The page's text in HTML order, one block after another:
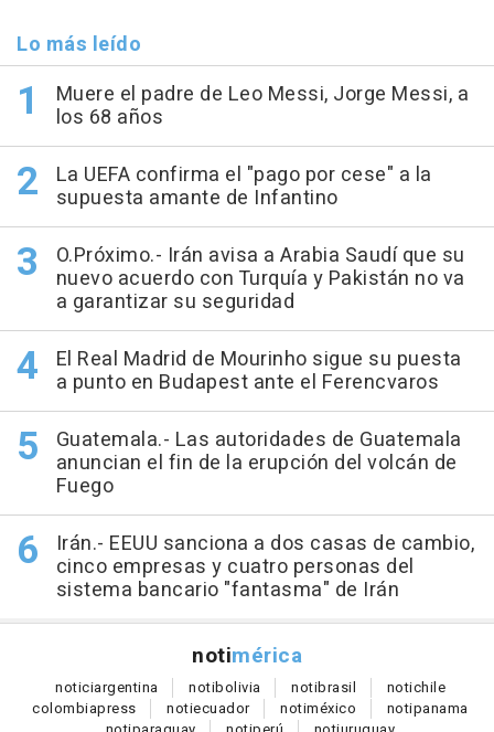
Lo más leído
Muere el padre de Leo Messi, Jorge Messi, a
los 68 años
La UEFA confirma el "pago por cese" a la
supuesta amante de Infantino
O.Próximo.- Irán avisa a Arabia Saudí que su
nuevo acuerdo con Turquía y Pakistán no va
a garantizar su seguridad
El Real Madrid de Mourinho sigue su puesta
a punto en Budapest ante el Ferencvaros
Guatemala.- Las autoridades de Guatemala
anuncian el fin de la erupción del volcán de
Fuego
Irán.- EEUU sanciona a dos casas de cambio,
cinco empresas y cuatro personas del
sistema bancario "fantasma" de Irán
notimérica
noticiargentina notibolivia notibrasil notichile
colombiapress notiecuador notiméxico notipanama